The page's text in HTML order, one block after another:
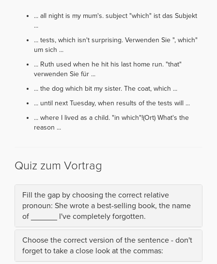
... all night is my mum's. subject "which" ist das Subjekt
...
... tests, which isn't surprising. Verwenden Sie ", which"
um sich ...
... Ruth used when he hit his last home run. "that"
verwenden Sie für ...
... the dog which bit my sister. The coat, which ...
... until next Tuesday, when results of the tests will ...
... where I lived as a child. "in which"!(Ort) What's the
reason ...
Quiz zum Vortrag
Fill the gap by choosing the correct relative
pronoun: She wrote a best-selling book, the name
of ______ I've completely forgotten.
Choose the correct version of the sentence - don't
forget to take a close look at the commas: